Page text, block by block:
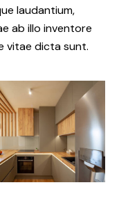
laudantium,
ab illo inventore
vitae dicta sunt.